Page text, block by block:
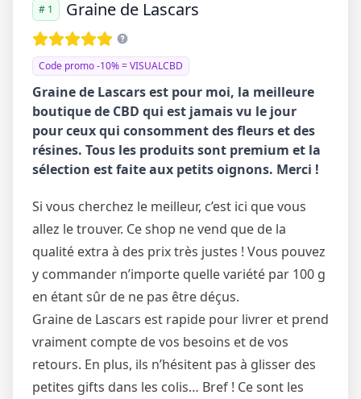
# 1 Graine de Lascars
Code promo -10% = VISUALCBD
Graine de Lascars est pour moi, la meilleure
boutique de CBD qui est jamais vu le jour
pour ceux qui consomment des fleurs et des
résines. Tous les produits sont premium et la
sélection est faite aux petits oignons. Merci !
Si vous cherchez le meilleur, c’est ici que vous
allez le trouver. Ce shop ne vend que de la
qualité extra à des prix très justes ! Vous pouvez
y commander n’importe quelle variété par 100 g
en étant sûr de ne pas être déçus.
Graine de Lascars est rapide pour livrer et prend
vraiment compte de vos besoins et de vos
retours. En plus, ils n’hésitent pas à glisser des
petites gifts dans les colis… Bref ! Ce sont les